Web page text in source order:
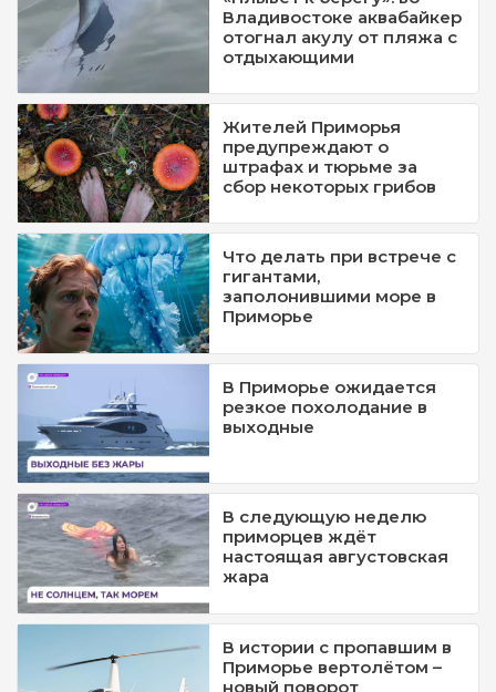
Владивостоке аквабайкер
отогнал акулу от пляжа с
отдыхающими
Жителей Приморья
предупреждают о
штрафах и тюрьме за
сбор некоторых грибов
Что делать при встрече с
гигантами,
заполонившими море в
Приморье
В Приморье ожидается
резкое похолодание в
выходные
В следующую неделю
приморцев ждёт
настоящая августовская
жара
В истории с пропавшим в
Приморье вертолётом –
новый поворот